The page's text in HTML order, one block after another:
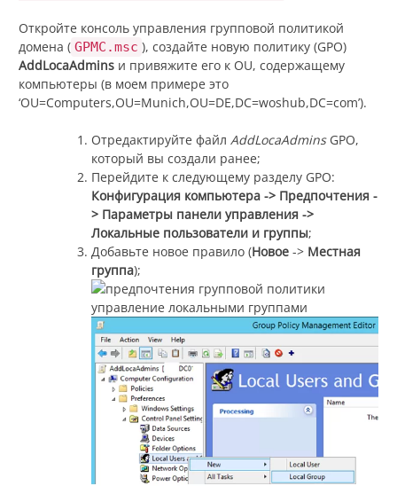
Откройте консоль управления групповой политикой
домена ( GPMC.msc ), создайте новую политику (GPO)
AddLocaAdmins и привяжите его к OU, содержащему
компьютеры (в моем примере это
‘OU=Computers,OU=Munich,OU=DE,DC=woshub,DC=com’).
Отредактируйте файл AddLocaAdminsGPO,
который вы создали ранее;
Перейдите к следующему разделу GPO:
Конфигурация компьютера -> Предпочтения -
> Параметры панели управления ->
Локальные пользователи и группы;
Добавьте новое правило (Новое -> Местная
группа);